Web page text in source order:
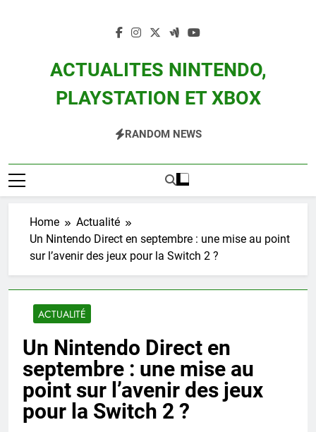
ACTUALITES NINTENDO,
PLAYSTATION ET XBOX
Zelda, Splatoon, Pokemon Entre Autres
RANDOM NEWS
Home
Actualité
Un Nintendo Direct en septembre : une mise au point
sur l’avenir des jeux pour la Switch 2 ?
ACTUALITÉ
Un Nintendo Direct en
septembre : une mise au
point sur l’avenir des jeux
pour la Switch 2 ?